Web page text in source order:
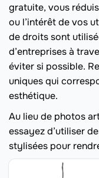
gratuite, vous
ou l’intérêt de vos
de droits sont
d’entreprises à
éviter si possible.
uniques qui
esthétique.
Au lieu de photos
essayez d’utiliser
stylisées pour